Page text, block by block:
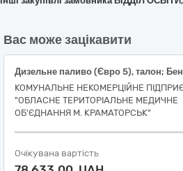
Вас може зацікавити
КОМУНАЛЬНЕ НЕКОМЕРЦІЙНЕ
"ОБЛАСНЕ ТЕРИТОРІАЛЬНЕ МЕДИЧНЕ
ОБ'ЄДНАННЯ М. КРАМАТОРСЬК"
Очікувана вартість